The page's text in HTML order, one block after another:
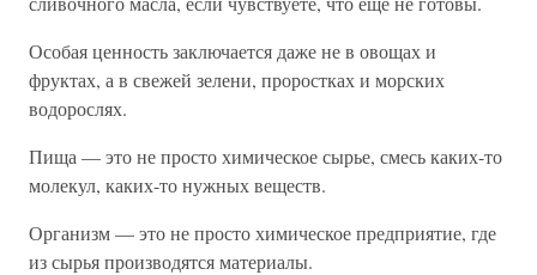
Особая ценность заключается даже не в овощах и
фруктах, а в свежей зелени, проростках и морских
водорослях.
Пища — это не просто химическое сырье, смесь каких-то
молекул, каких-то нужных веществ.
Организм — это не просто химическое предприятие, где
из сырья производятся материалы.